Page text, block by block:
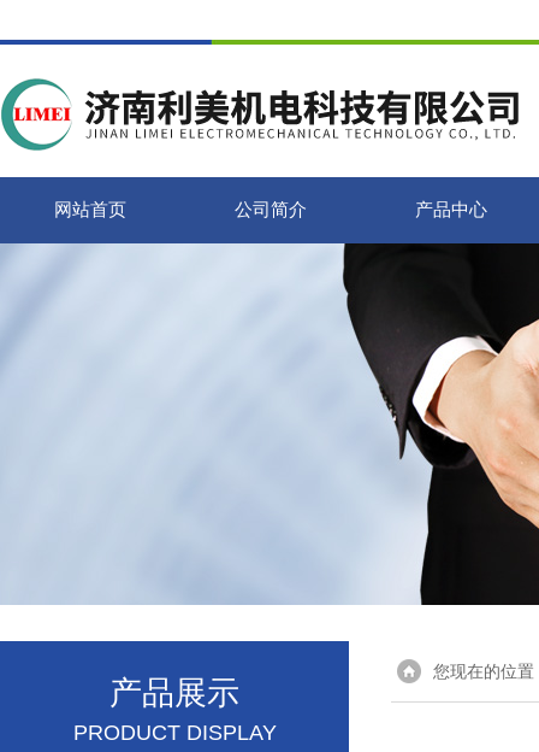
网站首页 公司简介 产品中心
产品展示
PRODUCT DISPLAY
您现在的位置